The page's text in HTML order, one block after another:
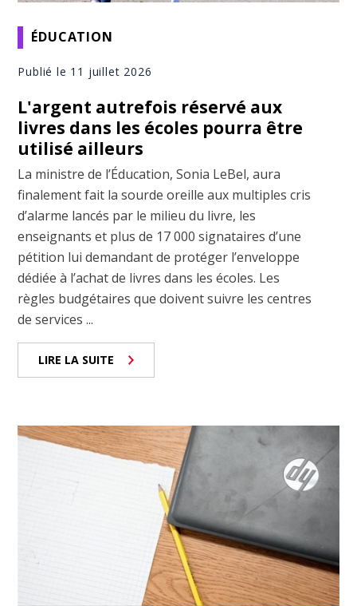
ÉDUCATION
Publié le 11 juillet 2026
L'argent autrefois réservé aux
livres dans les écoles pourra être
utilisé ailleurs
La ministre de l’Éducation, Sonia LeBel, aura
finalement fait la sourde oreille aux multiples cris
d’alarme lancés par le milieu du livre, les
enseignants et plus de 17 000 signataires d’une
pétition lui demandant de protéger l’enveloppe
dédiée à l’achat de livres dans les écoles. Les
règles budgétaires que doivent suivre les centres
de services ...
LIRE LA SUITE